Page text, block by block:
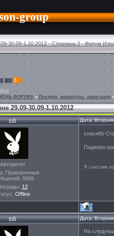
group
30.09-1.10.2012 - Страница 3 - Форум
2
3
ФОРУМА » Поездки, маршруты, навигация »
29.09-30.09-1.10.2012
edi Дата:
Авторитет
Проверенные
5906
12
Offline
спасибо
Паджеро
Я счастлив
edi Дата:
На